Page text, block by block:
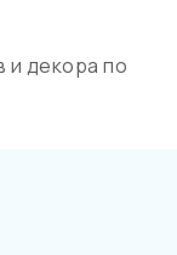
и декора по